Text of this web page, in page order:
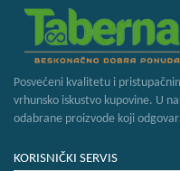
Posvećeni kvalitetu i
vrhunsko iskustvo kupovine. U
odabrane proizvode koji
KORISNIČKI SERVIS